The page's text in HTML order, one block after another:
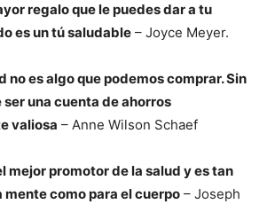
regalo que le puedes dar a tu
es un tú saludable – Joyce Meyer.
no es algo que podemos comprar. Sin
una cuenta de ahorros
valiosa – Anne Wilson Schaef
mejor promotor de la salud y es tan
mente como para el cuerpo – Joseph